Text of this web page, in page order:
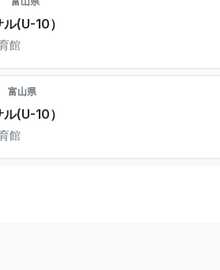
(U-10）
館
富山県
(U-10）
館